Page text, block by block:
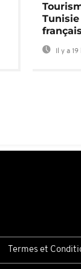
Il y a
Termes et